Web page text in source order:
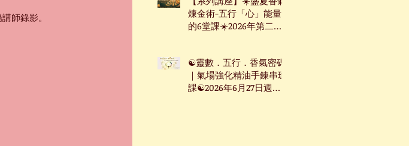
師錄影。
煉金術-五行「心」能量
的6堂課☀️2026年第二季
☯靈數．五行．香氣密碼
｜氣場強化精油手鍊串珠
課☯2026年6月27日週六